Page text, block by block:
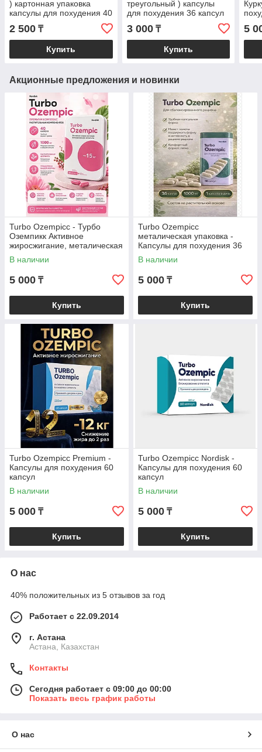
) картонная упаковка
капсулы для похудения 40
2 500 ₸
Купить
треугольный ) капсулы
для похудения 36 капсул
3 000₸
Купить
5
Акционные предложения и новинки
Turbo Ozempicc - Турбо
Оземпикк Активное
жиросжигание, металическая
коробка, капсулы для
похудения 40 капсул
В наличии
5 000 ₸
Купить
Turbo Ozempicc
металическая упаковка -
Капсулы для похудения 36
капсул
В наличии
5 000 ₸
Купить
Turbo Ozempicс Premium -
Капсулы для похудения 60
капсул
В наличии
5 000 ₸
Купить
Turbo Ozempicc Nordisk -
Капсулы для похудения 60
капсул
В наличии
5 000 ₸
Купить
О нас
40% положительных из 5 отзывов за год
Работает с 22.09.2014
г. Астана
Астана, Казахстан
Контакты
Сегодня работает с 09:00 до 00:00
Показать весь график работы
О нас